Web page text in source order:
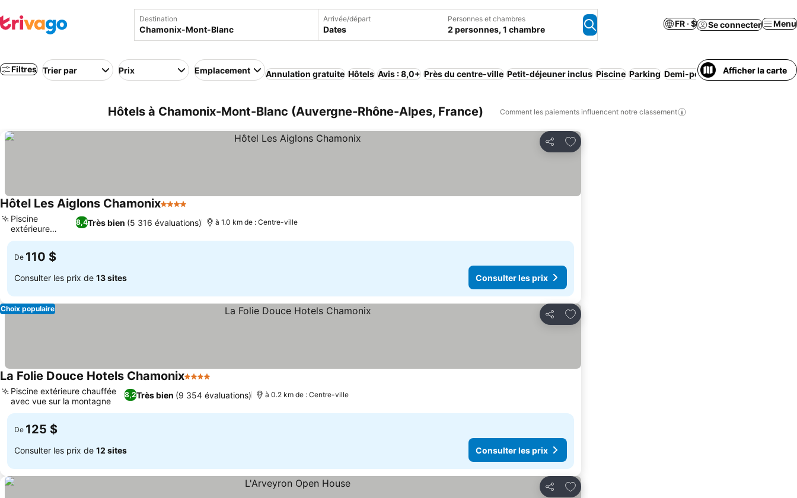
Destination Arrivée/départ
Dates
Personnes et chambres
2 personnes, 1 chambre
FR · $ Se connecter Menu
Filtres Trier par Prix Emplacement Annulation gratuite Hôtels Avis : 8,0+ Près du centre-ville Petit-déjeuner inclus Piscine Parking Demi-pension Appart'hôtel Spa
Afficher la carte
Hôtels à Chamonix-Mont-Blanc (Auvergne-Rhône-Alpes, France) Comment les paiements influencent notre classement
Partager
Ajouter à mes favoris
Hôtel Les Aiglons Chamonix4 Étoiles
8,4Très bien (5 316 évaluations)
Piscine
extérieure
chauffée
à 1.0 km de : Centre-ville
De 110 $
Consulter les prix de 13 sites Consulter les prix
Partager
Ajouter à mes favoris
Choix populaire
La Folie Douce Hotels Chamonix4 Étoiles
8,2Très bien (9 354 évaluations)
Piscine extérieure chauffée
avec vue sur la montagne
à 0.2 km de : Centre-ville
De 125 $
Consulter les prix de 12 sites Consulter les prix
Partager
Ajouter à mes favoris